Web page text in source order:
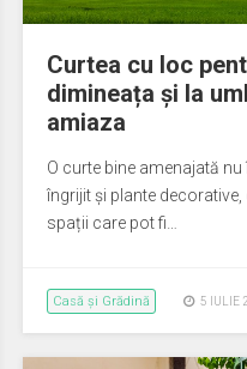
Curtea cu loc
dimineața și la
amiaza
O curte bine amenajată
îngrijit și plante
spații care pot fi…
Casă și Grădină 5 IULIE